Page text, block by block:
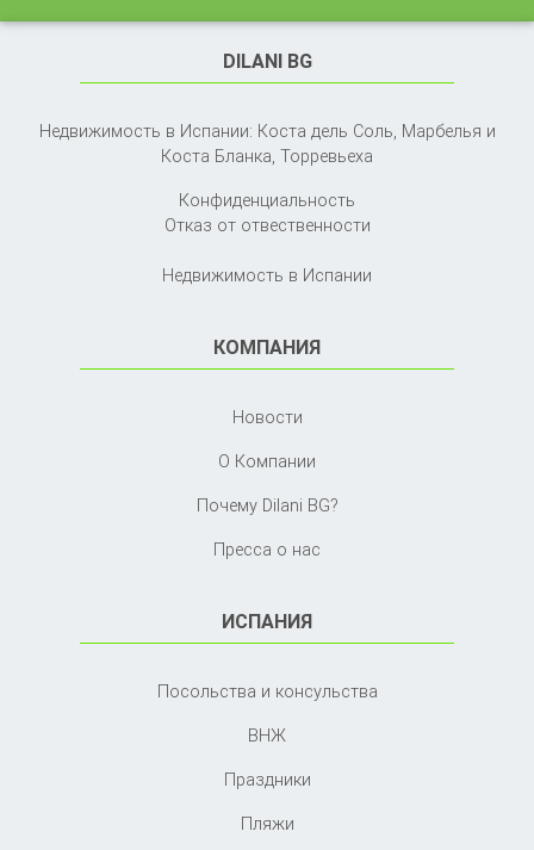
DILANI BG
Недвижимость в Испании: Коста дель Соль, Марбелья и
Коста Бланка, Торревьеха
Конфиденциальность
Отказ от отвественности
Недвижимость в Испании
КОМПАНИЯ
Новости
О Компании
Почему Dilani BG?
Пресса о нас
ИСПАНИЯ
Посольства и консульства
ВНЖ
Праздники
Пляжи